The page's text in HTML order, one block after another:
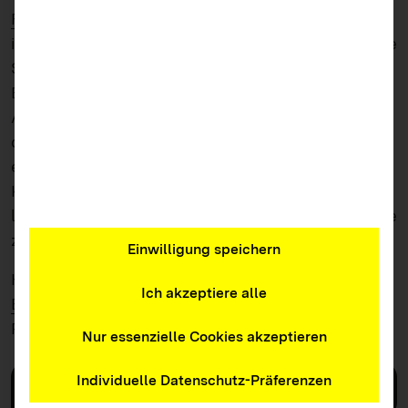
Friedensbildun
im Aufbau in der Regel folgender Struktur: Die erste
Seite dient als Info-Blatt für Lehrer:innen zur
Einführung in das Thema und informiert über
Anknüpfungspunkte zu den Bildungsplänen. Auf
den Seiten zwei und drei befinden sich die
eigentlichen Unterrichtsmaterialien als
Kopiervorlagen für die Schüler:innen. Auf der
letzten Seite finden sich weitere Links und Hinweise
zu Materialien.
Herausgeberin:
Bildung Baden-Württemberg (lpb)
Publikationsdatum: 2019
Download
Einwilligung speichern
Ich akzeptiere alle
Nur essenzielle Cookies akzeptieren
Individuelle Datenschutz-Präferenzen